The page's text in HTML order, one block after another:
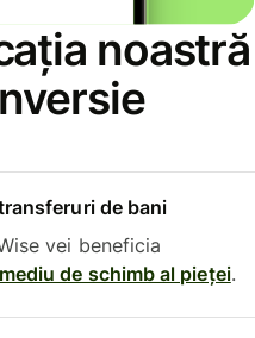
noastră
de bani
vei beneficia
de schimb al pieței.